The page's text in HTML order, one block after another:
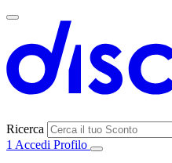
Ricerca
1 Accedi Profilo